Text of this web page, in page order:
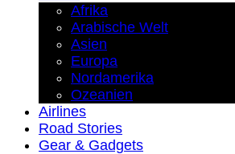
Afrika
Arabische Welt
Asien
Europa
Nordamerika
Ozeanien
Airlines
Road Stories
Gear & Gadgets